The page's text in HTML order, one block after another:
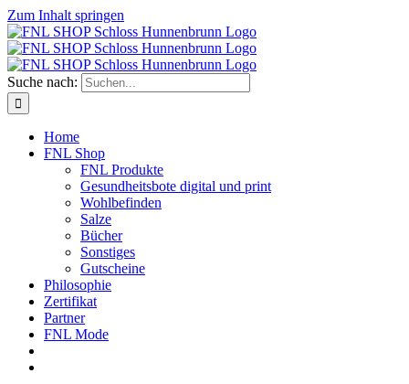
Zum Inhalt springen
Suche nach:
Home
FNL Shop
FNL Produkte
Gesundheitsbote digital und print
Wohlbefinden
Salze
Bücher
Sonstiges
Gutscheine
Philosophie
Zertifikat
Partner
FNL Mode